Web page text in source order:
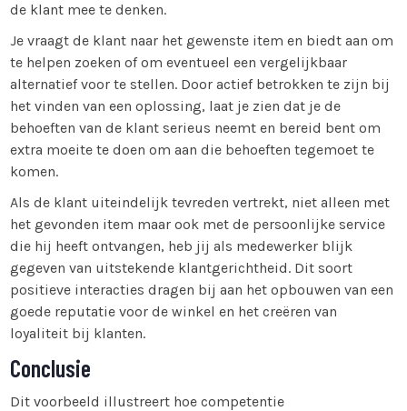
de klant mee te denken.
Je vraagt de klant naar het gewenste item en biedt aan om
te helpen zoeken of om eventueel een vergelijkbaar
alternatief voor te stellen. Door actief betrokken te zijn bij
het vinden van een oplossing, laat je zien dat je de
behoeften van de klant serieus neemt en bereid bent om
extra moeite te doen om aan die behoeften tegemoet te
komen.
Als de klant uiteindelijk tevreden vertrekt, niet alleen met
het gevonden item maar ook met de persoonlijke service
die hij heeft ontvangen, heb jij als medewerker blijk
gegeven van uitstekende klantgerichtheid. Dit soort
positieve interacties dragen bij aan het opbouwen van een
goede reputatie voor de winkel en het creëren van
loyaliteit bij klanten.
Conclusie
Dit voorbeeld illustreert hoe competentie